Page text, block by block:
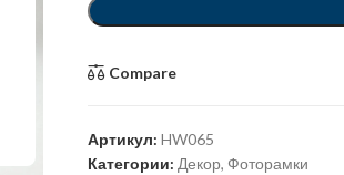
Compare
Артикул: HW065
Категории: Декор, Фоторамки